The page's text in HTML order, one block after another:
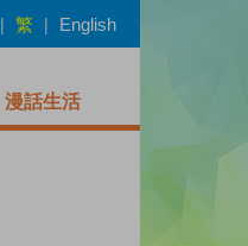
| 繁 | English
漫話生活